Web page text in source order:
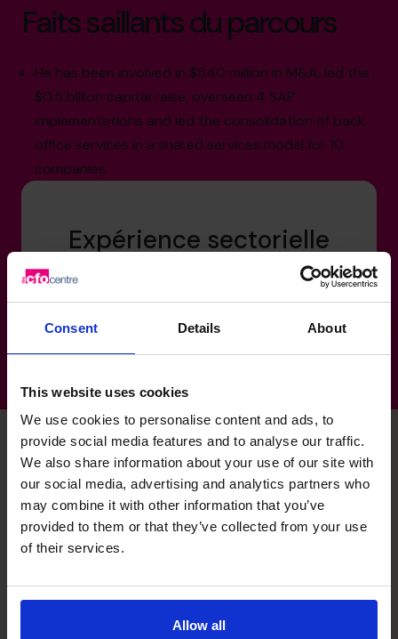
Consent Details About
This website uses cookies
We use cookies to personalise content and ads, to
provide social media features and to analyse our traffic.
We also share information about your use of our site with
our social media, advertising and analytics partners who
may combine it with other information that you’ve
provided to them or that they’ve collected from your use
of their services.
Allow all
Faits saillants du parcours
He has been involved in $540 million in M&A, led the
$0.5 billion capital raise, overseen 4 SAP
implementations and led the consolidation of back
office services in a shared services model for 10
companies.
Expérience sectorielle
Construction: Entreprise générale, Services
Libérez votre potentiel.
Planifiez votre appel de
Vous avez besoin de nous parler